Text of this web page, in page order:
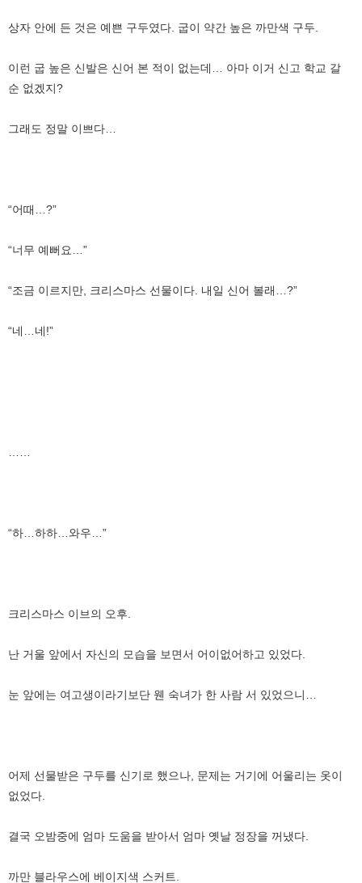
상자 안에 든 것은 예쁜 구두였다. 굽이 약간 높은 까만색 구두.
이런 굽 높은 신발은 신어 본 적이 없는데… 아마 이거 신고 학교 갈
순 없겠지?
그래도 정말 이쁘다…
“어때…?”
“너무 예뻐요…”
“조금 이르지만, 크리스마스 선물이다. 내일 신어 볼래…?”
“네…네!”
“하…하하…와우…”
크리스마스 이브의 오후.
난 거울 앞에서 자신의 모습을 보면서 어이없어하고 있었다.
눈 앞에는 여고생이라기보단 웬 숙녀가 한 사람 서 있었으니…
어제 선물받은 구두를 신기로 했으나, 문제는 거기에 어울리는 옷이
없었다.
결국 오밤중에 엄마 도움을 받아서 엄마 옛날 정장을 꺼냈다.
까만 블라우스에 베이지색 스커트.